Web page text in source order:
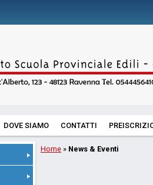
DOVE SIAMO CONTATTI
Home » News & Eventi